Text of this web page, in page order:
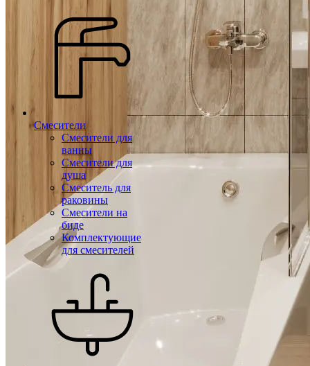
Смесители
Смесители для
ванны
Смесители для
душа
Смеситель для
раковины
Смесители на
биде
Комплектующие
для смесителей